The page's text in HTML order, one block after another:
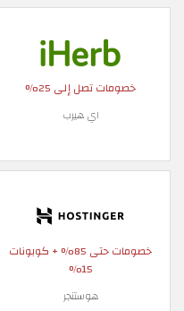
خصومات تصل إلى 25%
اي هيرب
خصومات حتى 85% + كوبونات
15%
هوستنجر